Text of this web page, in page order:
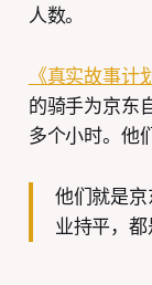
人数。
《真实故事计
的骑手为京东
多个小时。他
他们就是
业持平，都